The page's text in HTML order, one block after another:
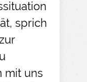
sprich
mit uns